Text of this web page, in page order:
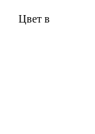
Цвет в